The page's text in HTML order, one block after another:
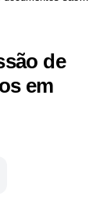
de
em